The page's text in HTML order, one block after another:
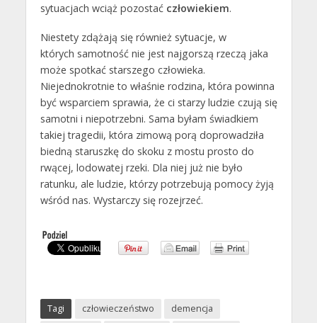
sytuacjach wciąż pozostać człowiekiem.
Niestety zdążają się również sytuacje, w
których samotność nie jest najgorszą rzeczą jaka
może spotkać starszego człowieka.
Niejednokrotnie to właśnie rodzina, która powinna
być wsparciem sprawia, że ci starzy ludzie czują się
samotni i niepotrzebni. Sama byłam świadkiem
takiej tragedii, która zimową porą doprowadziła
biedną staruszkę do skoku z mostu prosto do
rwącej, lodowatej rzeki. Dla niej już nie było
ratunku, ale ludzie, którzy potrzebują pomocy żyją
wśród nas. Wystarczy się rozejrzeć.
Tagi człowieczeństwo
demencja